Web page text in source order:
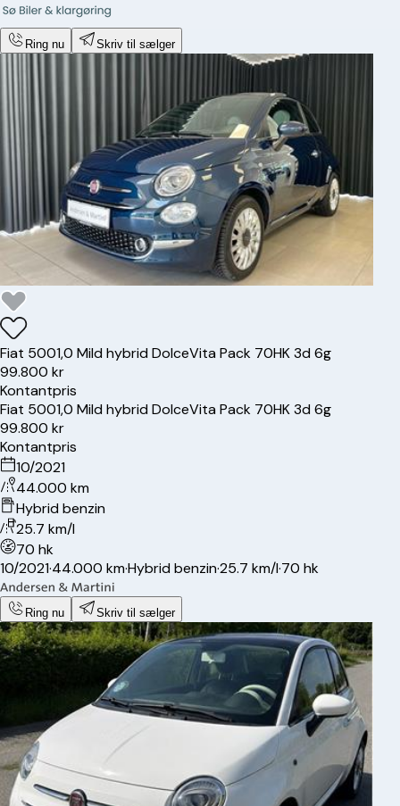
Ring nu Skriv til sælger
Fiat 5001,0 Mild hybrid DolceVita Pack 70HK 3d 6g
99.800 kr
Kontantpris
Fiat 5001,0 Mild hybrid DolceVita Pack 70HK 3d 6g
99.800 kr
Kontantpris
10/2021
44.000 km
Hybrid benzin
25.7 km/l
70 hk
10/2021·44.000 km·Hybrid benzin·25.7 km/l·70 hk
Ring nu Skriv til sælger